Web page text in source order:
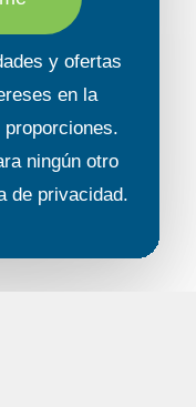
cómodo.
como
Versalles y
el número
del
sujeto a
y ofertas
en la
ningún otro
de privacidad.